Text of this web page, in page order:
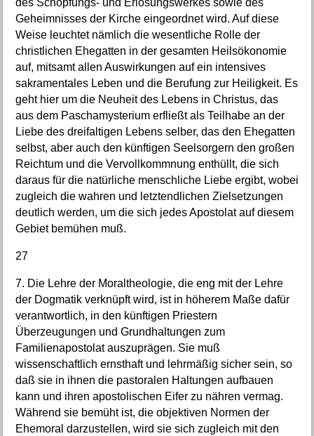
des Schöpfungs- und Erlösungswerkes sowie des
Geheimnisses der Kirche eingeordnet wird. Auf diese
Weise leuchtet nämlich die wesentliche Rolle der
christlichen Ehegatten in der gesamten Heilsökonomie
auf, mitsamt allen Auswirkungen auf ein intensives
sakramentales Leben und die Berufung zur Heiligkeit. Es
geht hier um die Neuheit des Lebens in Christus, das
aus dem Paschamysterium erfließt als Teilhabe an der
Liebe des dreifaltigen Lebens selber, das den Ehegatten
selbst, aber auch den künftigen Seelsorgern den großen
Reichtum und die Vervollkommnung enthüllt, die sich
daraus für die natürliche menschliche Liebe ergibt, wobei
zugleich die wahren und letztendlichen Zielsetzungen
deutlich werden, um die sich jedes Apostolat auf diesem
Gebiet bemühen muß.
27
7. Die Lehre der Moraltheologie, die eng mit der Lehre
der Dogmatik verknüpft wird, ist in höherem Maße dafür
verantwortlich, in den künftigen Priestern
Überzeugungen und Grundhaltungen zum
Familienapostolat auszuprägen. Sie muß
wissenschaftlich ernsthaft und lehrmäßig sicher sein, so
daß sie in ihnen die pastoralen Haltungen aufbauen
kann und ihren apostolischen Eifer zu nähren vermag.
Während sie bemüht ist, die objektiven Normen der
Ehemoral darzustellen, wird sie sich zugleich mit den